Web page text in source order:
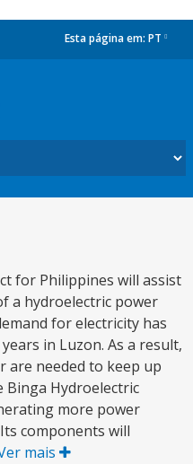
Esta página em: PT
for Philippines will assist
a hydroelectric power
for electricity has
in Luzon. As a result,
are needed to keep up
Binga Hydroelectric
more power
components will
mais